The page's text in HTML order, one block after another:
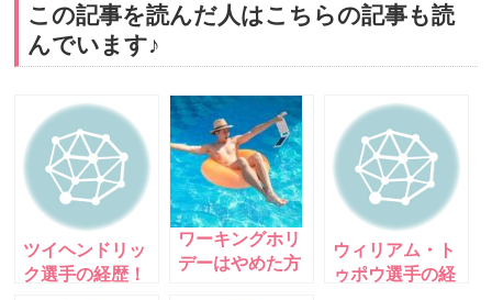
この記事を読んだ人はこちらの記事も読
んでいます♪
ツイヘンドリッ
ク選手の経歴！
ワーキングホリ
デーはやめた方
ウィリアム・ト
ゥポウ選手の経